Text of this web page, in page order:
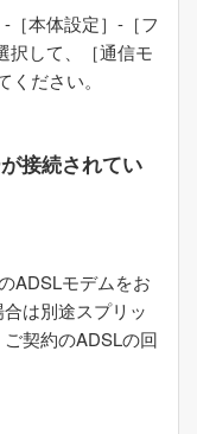
-［本体設定］-［フ
択して、［通信モ
ください。
接続されてい
ADSLモデムをお
は別途スプリッ
契約のADSLの回